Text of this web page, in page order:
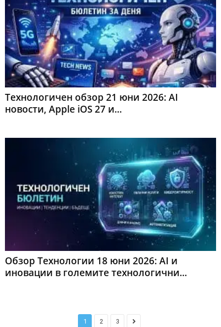
Технологичен обзор 21 юни 2026: AI
новости, Apple iOS 27 и...
Обзор Технологии 18 юни 2026: AI и
иновации в големите технологични...
1 2 3